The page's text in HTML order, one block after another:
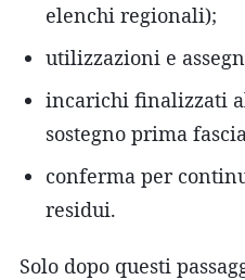
elenchi regionali);
utilizzazioni e
incarichi finalizzati
sostegno prima
conferma per
residui.
Solo dopo questi